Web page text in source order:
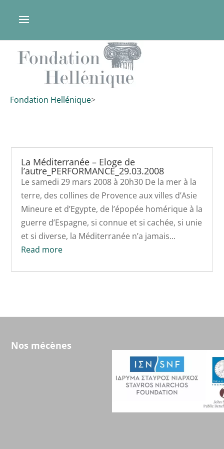
Fondation Hellénique>
La Méditerranée – Eloge de
l’autre_PERFORMANCE_29.03.2008
Le samedi 29 mars 2008 à 20h30 De la mer à la
terre, des collines de Provence aux villes d’Asie
Mineure et d’Egypte, de l’épopée homérique à la
guerre d’Espagne, si connue et si cachée, si unie
et si diverse, la Méditerranée n’a jamais...
Read more
Nos mécènes